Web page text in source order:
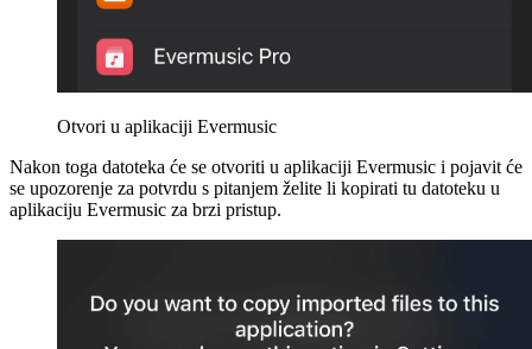
Otvori u aplikaciji Evermusic
Nakon toga datoteka će se otvoriti u aplikaciji Evermusic i pojavit će
se upozorenje za potvrdu s pitanjem želite li kopirati tu datoteku u
aplikaciju Evermusic za brzi pristup.